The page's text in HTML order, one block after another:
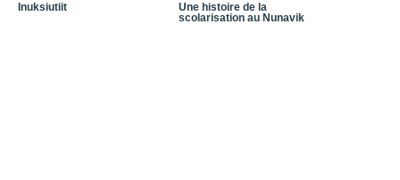
L’établissement dans
Inuksiutiit
Une histoire de la
scolarisation au Nunavik